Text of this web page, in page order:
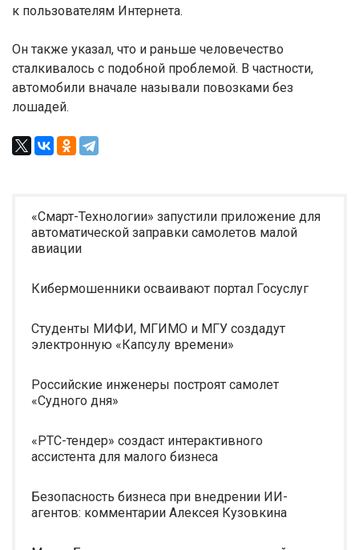
к пользователям Интернета.
Он также указал, что и раньше человечество
сталкивалось с подобной проблемой. В частности,
автомобили вначале называли повозками без
лошадей.
«Смарт-Технологии» запустили приложение для
автоматической заправки самолетов малой
авиации
Кибермошенники осваивают портал Госуслуг
Студенты МИФИ, МГИМО и МГУ создадут
электронную «Капсулу времени»
Российские инженеры построят самолет
«Судного дня»
«РТС-тендер» создаст интерактивного
ассистента для малого бизнеса
Безопасность бизнеса при внедрении ИИ-
агентов: комментарии Алексея Кузовкина